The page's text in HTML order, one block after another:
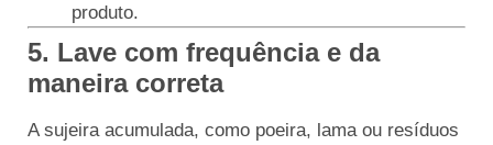
produto.
5. Lave com frequência e da
maneira correta
A sujeira acumulada, como poeira, lama ou resíduos